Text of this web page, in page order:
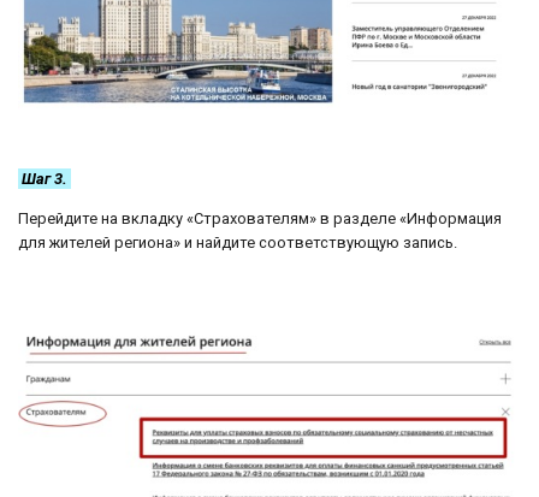
Шаг 3.
Перейдите на вкладку «Страхователям» в разделе «Информация
для жителей региона» и найдите соответствующую запись.